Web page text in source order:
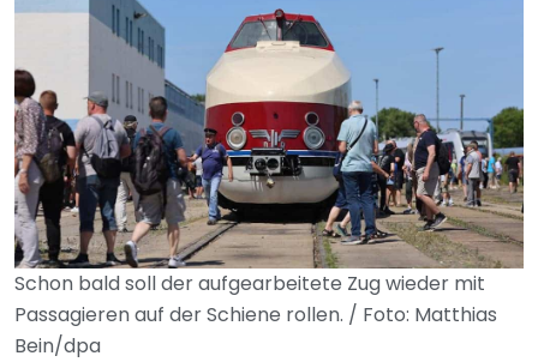
Schon bald soll der aufgearbeitete Zug wieder mit
Passagieren auf der Schiene rollen. / Foto: Matthias
Bein/dpa